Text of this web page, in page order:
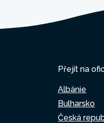
Přejít na
Albánie
Bulharsko
Česká